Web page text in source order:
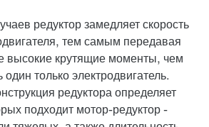
редуктор замедляет скорость
тем самым передавая
высокие крутящие моменты, чем
только электродвигатель.
редуктора определяет
подходит мотор-редуктор -